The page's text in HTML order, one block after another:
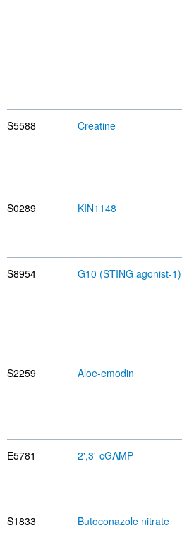
S5588 Creatine
S0289 KIN1148
S8954 G10 (STING agonist-1)
S2259 Aloe-emodin
E5781 2',3'-cGAMP
S1833 Butoconazole nitrate